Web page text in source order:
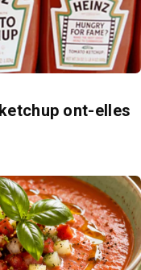
ont-elles